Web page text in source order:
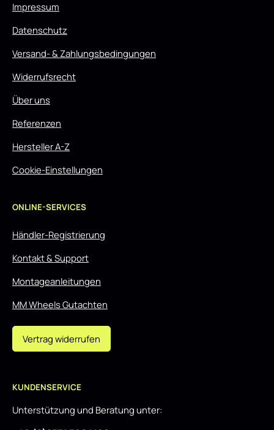
Impressum
Datenschutz
Versand- & Zahlungsbedingungen
Widerrufsrecht
Über uns
Referenzen
Hersteller A-Z
Cookie-Einstellungen
ONLINE-SERVICES
Händler-Registrierung
Kontakt & Support
Montageanleitungen
MM Wheels Gutachten
Vertrag widerrufen
KUNDENSERVICE
Unterstützung und Beratung unter: